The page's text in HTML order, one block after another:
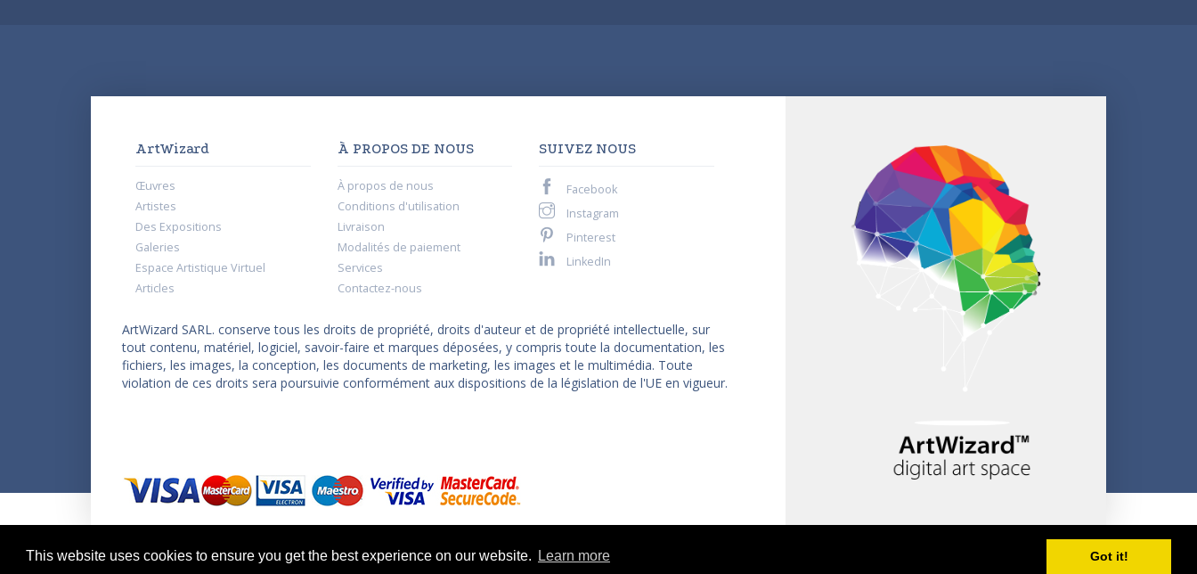
This website uses cookies to ensure you get the best experience on our website. Learn more Got it!
ArtWizard
Œuvres
Artistes
Des Expositions
Galeries
Espace Artistique Virtuel
Articles
À PROPOS DE NOUS
À propos de nous
Conditions d'utilisation
Livraison
Modalités de paiement
Services
Contactez-nous
SUIVEZ NOUS
Facebook
Instagram
Pinterest
LinkedIn
ArtWizard SARL. conserve tous les droits de propriété, droits d'auteur et de propriété intellectuelle, sur
tout contenu, matériel, logiciel, savoir-faire et marques déposées, y compris toute la documentation, les
fichiers, les images, la conception, les documents de marketing, les images et le multimédia. Toute
violation de ces droits sera poursuivie conformément aux dispositions de la législation de l'UE en vigueur.
Copyright © 2026 ArtWizard Ltd. All Rights Reserved Created by CloudBM